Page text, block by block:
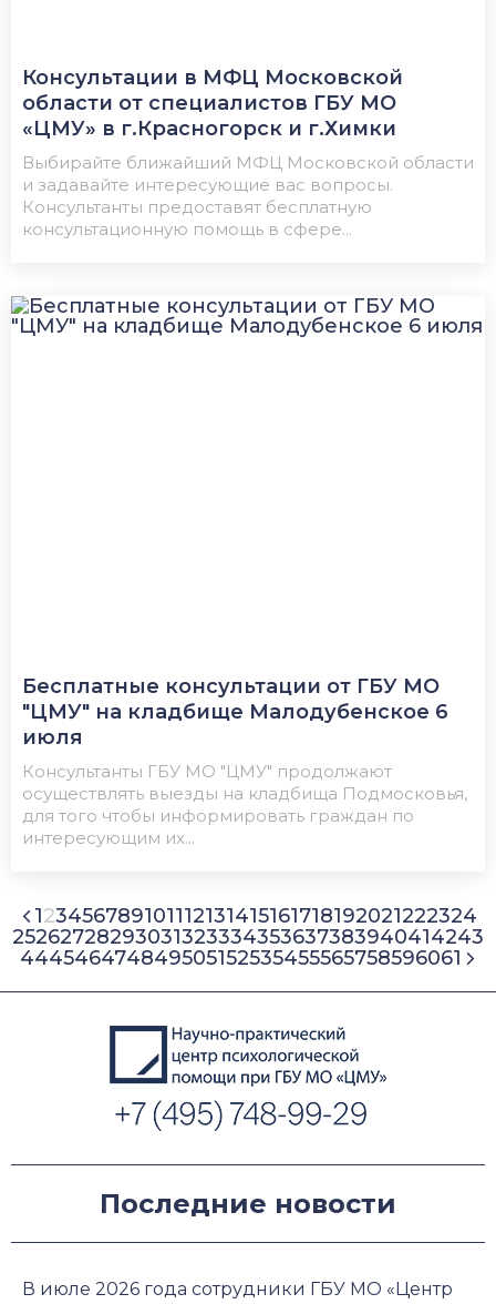
Консультации в МФЦ Московской
области от специалистов ГБУ МО
«ЦМУ» в г.Красногорск и г.Химки
Выбирайте ближайший МФЦ Московской области
и задавайте интересующие вас вопросы.
Консультанты предоставят бесплатную
консультационную помощь в сфере...
Бесплатные консультации от ГБУ МО
"ЦМУ" на кладбище Малодубенское 6
июля
Консультанты ГБУ МО "ЦМУ" продолжают
осуществлять выезды на кладбища Подмосковья,
для того чтобы информировать граждан по
интересующим их...
123456789101112131415161718192021222324
25262728293031323334353637383940414243
444546474849505152535455565758596061
Последние новости
В июле 2026 года сотрудники ГБУ МО «Центр